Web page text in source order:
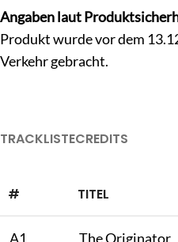
Angaben laut
Produkt wurde vor dem
Verkehr gebracht.
TRACKLISTECREDITS
# TITEL
A1 The Originator